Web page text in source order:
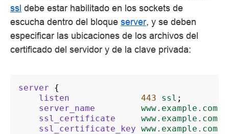
ssl debe estar habilitado en los sockets de
escucha dentro del bloque server, y se deben
especificar las ubicaciones de los archivos del
certificado del servidor y de la clave privada:
server
{
listen
443 ssl ;
server_name
www.example.com
ssl_certificate
ssl_certificate_key